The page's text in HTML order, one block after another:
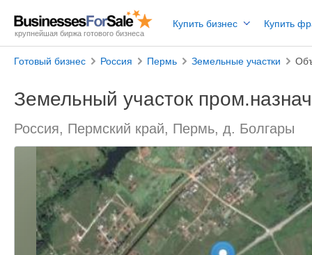
крупнейшая биржа готового бизнеса
Купить бизнес Купить
Готовый бизнес Россия Пермь Земельные участки
Земельный участок
Россия, Пермский край, Пермь, д. Болгары